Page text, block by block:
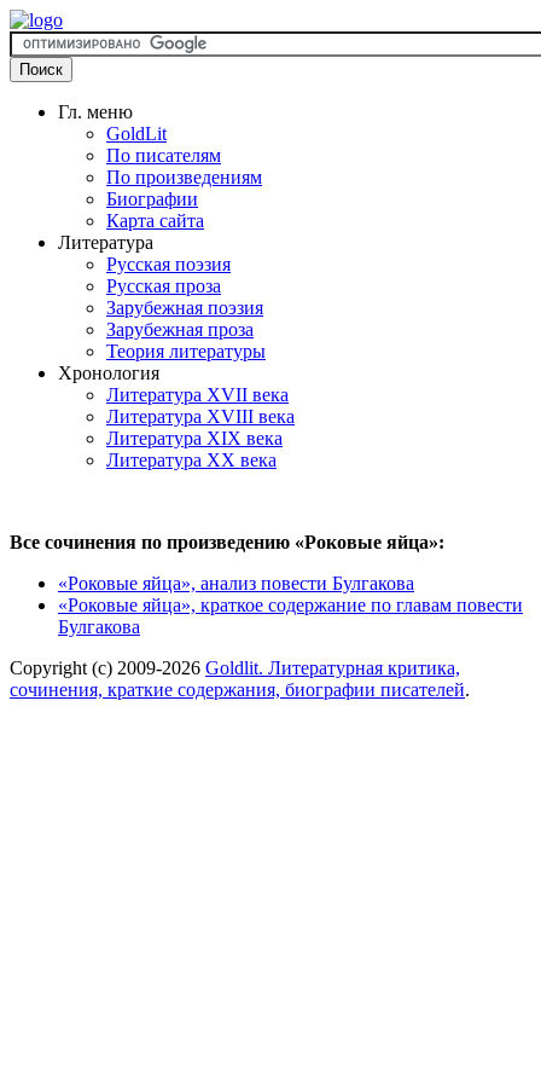
Гл. меню
GoldLit
По писателям
По произведениям
Биографии
Карта сайта
Литература
Русская поэзия
Русская проза
Зарубежная поэзия
Зарубежная проза
Теория литературы
Хронология
Литература XVII века
Литература XVIII века
Литература XIX века
Литература XX века
Все сочинения по произведению «Роковые яйца»:
«Роковые яйца», анализ повести Булгакова
«Роковые яйца», краткое содержание по главам повести
Булгакова
Copyright (c) 2009-2026 Goldlit. Литературная критика,
сочинения, краткие содержания, биографии писателей.